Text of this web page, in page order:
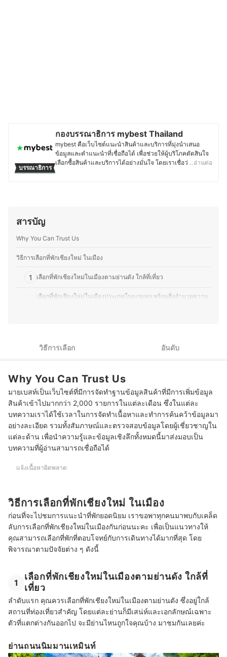
บรรณาธิการ
กองบรรณาธิการ mybest Thailand
mybest คือเว็บไซต์แนะนำสินค้าและบริการที่มุ่งนำเสนอ
ข้อมูลและคำแนะนำที่เชื่อถือได้ เพื่อช่วยให้ผู้บริโภคตัดสินใจ
เลือกซื้อสินค้าและบริการได้อย่างมั่นใจ โดยเราเชื่อว่าการ
รายละเอียดของผลิตภัณฑ์แต่ละประเภท ตั้งแต่การเปรียบ
เพราะเราเข้าใจว่าความต้องการของผู้บริโภคมีความหลาก
โจทย์การใช้งานในชีวิตประจำวันมากที่สุด
ประวัติของ กองบรรณาธิการ mybest Thailand
…อ่านต่อ
สารบัญ
Why You Can Trust Us
วิธีการเลือกที่พักเชียงใหม่ ในเมือง
1 เลือกที่พักเชียงใหม่ในเมืองตามย่านดัง ใกล้ที่เที่ยว
เลือกที่พักเชียงใหม่ในเมืองประเภทโรงแรมหรู พร้อมสิ่งอำนวยความ
10 ที่พักเชียงใหม่ ในเมือง แนะนำ รวมที่พักย่านดัง นิมมาน เมืองเก่า ไนท์
บาร์ซาร์
บทส่งท้าย
วิธีการเลือก อันดับ
Why You Can Trust Us
มายเบสท์เป็นเว็บไซต์ที่มีการจัดทำฐานข้อมูลสินค้าที่มีการเพิ่มข้อมูล
สินค้าเข้าไปมากกว่า 2,000 รายการในแต่ละเดือน ซึ่งในแต่ละ
บทความเราได้ใช้เวลาในการจัดทำเนื้อหาและทำการค้นคว้าข้อมูลมา
อย่างละเอียด รวมทั้งสัมภาษณ์และตรวจสอบข้อมูลโดยผู้เชี่ยวชาญใน
แต่ละด้าน เพื่อนำความรู้และข้อมูลเชิงลึกทั้งหมดนี้มาส่งมอบเป็น
บทความที่ผู้อ่านสามารถเชื่อถือได้
แจ้งเนื้อหาผิดพลาด
วิธีการเลือกที่พักเชียงใหม่ ในเมือง
ก่อนที่จะไปชมการแนะนำที่พักยอดนิยม เราขอพาทุกคนมาพบกับเคล็ด
ลับการเลือกที่พักเชียงใหม่ในเมืองกันก่อนนะคะ เพื่อเป็นแนวทางให้
คุณสามารถเลือกที่พักที่ตอบโจทย์กับการเดินทางได้มากที่สุด โดย
พิจารณาตามปัจจัยต่าง ๆ ดังนี้
1
เลือกที่พักเชียงใหม่ในเมืองตามย่านดัง ใกล้ที่
เที่ยว
ลำดับแรก คุณควรเลือกที่พักเชียงใหม่ในเมืองตามย่านดัง ซึ่งอยู่ใกล้
สถานที่ท่องเที่ยวสำคัญ โดยแต่ละย่านก็มีเสน่ห์และเอกลักษณ์เฉพาะ
ตัวที่แตกต่างกันออกไป จะมีย่านไหนถูกใจคุณบ้าง มาชมกันเลยค่ะ
ย่านถนนนิมมานเหมินท์